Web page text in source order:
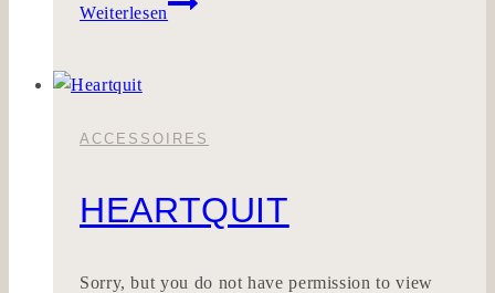
Weiterlesen
ACCESSOIRES
HEARTQUIT
Sorry, but you do not have permission to view